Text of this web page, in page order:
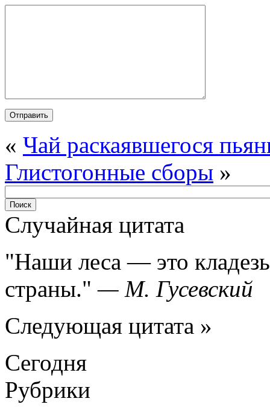
« Чай раскаявшегося
Глистогонные сборы »
Случайная цитата
Наши леса — это
страны.
— М. Гусевский
Следующая цитата »
Сегодня
Рубрики